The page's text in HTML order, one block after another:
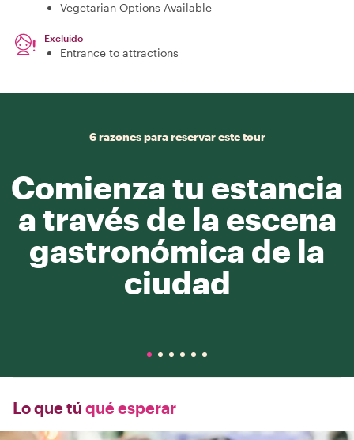
Vegetarian Options Available
Excluido
Entrance to attractions
6 razones para reservar este tour
Comienza tu estancia
a través de la escena
gastronómica de la
ciudad
Lo que tú qué esperar